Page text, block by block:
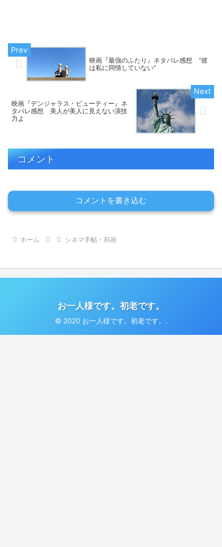
映画『最強のふたり』ネタバレ感想 “彼
は私に同情していない”
映画『デンジャラス・ビューティー』ネ
タバレ感想 美人が美人に見えない演技
力よ
コメント
コメントを書き込む
ホーム シネマ手帖・邦画
お一人様です。初老です。
© 2020 お一人様です。初老です。.